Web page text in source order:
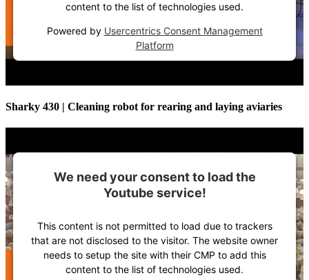
content to the list of technologies used.
Powered by Usercentrics Consent Management
Platform
Sharky 430 | Cleaning robot for rearing and laying aviaries
We need your consent to load the
Youtube service!
This content is not permitted to load due to trackers
that are not disclosed to the visitor. The website owner
needs to setup the site with their CMP to add this
content to the list of technologies used.